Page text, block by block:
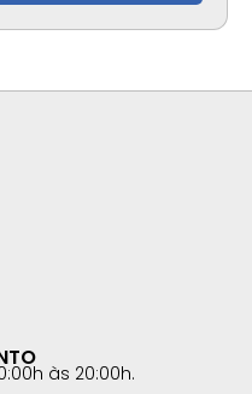
às 20:00h.